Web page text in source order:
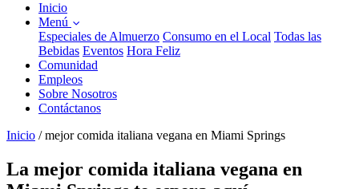
Inicio
Menú
Especiales de Almuerzo Consumo en el Local Todas las
Bebidas Eventos Hora Feliz
Comunidad
Empleos
Sobre Nosotros
Contáctanos
Inicio / mejor comida italiana vegana en Miami Springs
La mejor comida italiana vegana en